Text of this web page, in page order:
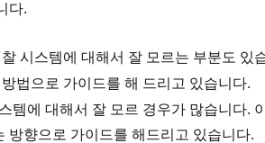
다.
시스템에 대해서 잘 모르는 부분도 있
법으로 가이드를 해 드리고 있습니다.
템에 대해서 잘 모르 경우가 많습니다.
방향으로 가이드를 해드리고 있습니다.